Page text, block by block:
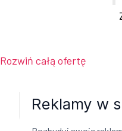
Rozwiń całą ofertę
Reklamy w